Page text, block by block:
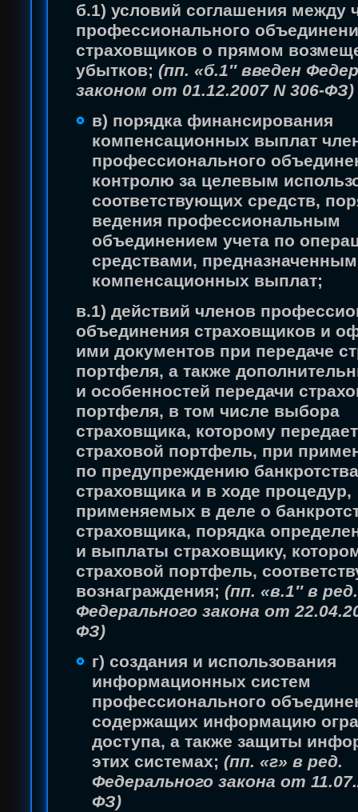
б.1) условий соглашения между
профессионального
страховщиков о прямом
убытков; (пп. «б.1″ введен
законом от 01.12.2007 N 306-ФЗ)
в) порядка финансирования
компенсационных выплат
профессионального
контролю за целевым
соответствующих средств,
ведения профессиональным
объединением учета по
средствами,
компенсационных выплат;
в.1) действий членов
объединения страховщиков и
ими документов при передаче
портфеля, а также
и особенностей передачи
портфеля, в том числе выбора
страховщика, которому
страховой портфель, при
по предупреждению банкротства
страховщика и в ходе процедур,
применяемых в деле о
страховщика, порядка
и выплаты страховщику,
страховой портфель,
вознаграждения; (пп. «в.1″ в ред.
Федерального закона от
ФЗ)
г) создания и использования
информационных систем
профессионального
содержащих информацию
доступа, а также защиты
этих системах; (пп. «г» в ред.
Федерального закона от
ФЗ)